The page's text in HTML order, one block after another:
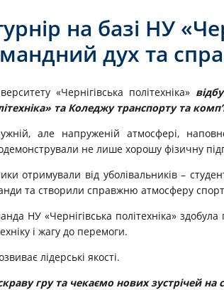
на базі НУ
дух та
«Чернігівська політехніка»
та Коледжу транспорту та
але напруженій атмосфері,
не лише хорошу фізичну
отримували від уболівальників –
та створили справжню атмосферу
НУ «Чернігівська політехніка»
і жагу до перемоги.
лідерські якості.
гру та чекаємо нових зустрічей